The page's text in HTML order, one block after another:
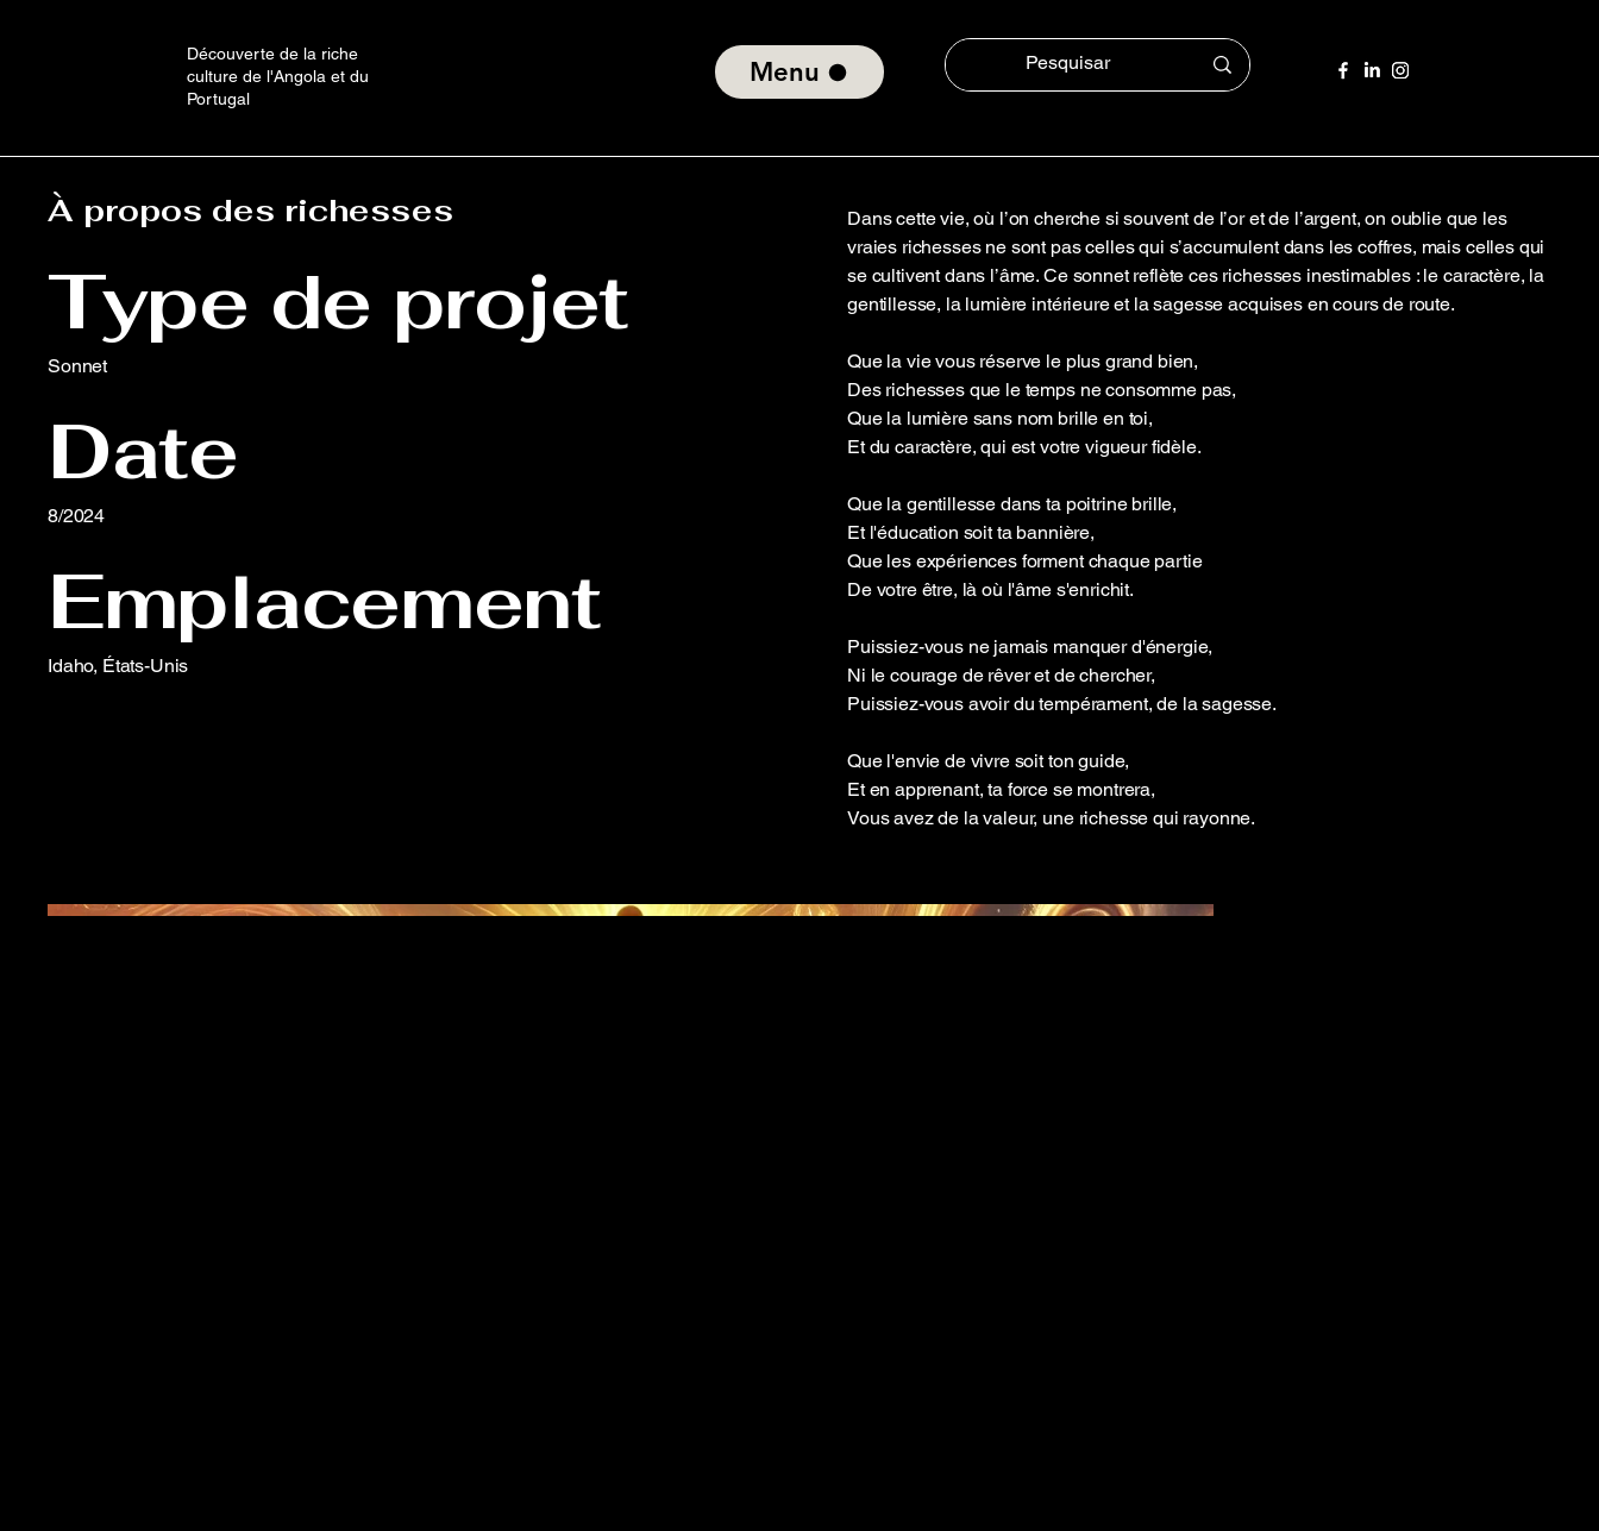
Découverte de la riche
culture de l'Angola et du
Portugal
Menu
À propos des richesses
Type de projet
Sonnet
Date
8/2024
Emplacement
Idaho, États-Unis
Dans cette vie, où l’on cherche si souvent de l’or et de l’argent, on oublie que les
vraies richesses ne sont pas celles qui s’accumulent dans les coffres, mais celles qui
se cultivent dans l’âme. Ce sonnet reflète ces richesses inestimables : le caractère, la
gentillesse, la lumière intérieure et la sagesse acquises en cours de route.
Que la vie vous réserve le plus grand bien,
Des richesses que le temps ne consomme pas,
Que la lumière sans nom brille en toi,
Et du caractère, qui est votre vigueur fidèle.
Que la gentillesse dans ta poitrine brille,
Et l'éducation soit ta bannière,
Que les expériences forment chaque partie
De votre être, là où l'âme s'enrichit.
Puissiez-vous ne jamais manquer d'énergie,
Ni le courage de rêver et de chercher,
Puissiez-vous avoir du tempérament, de la sagesse.
Que l'envie de vivre soit ton guide,
Et en apprenant, ta force se montrera,
Vous avez de la valeur, une richesse qui rayonne.